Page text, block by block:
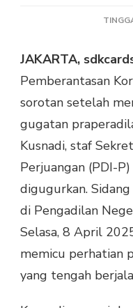
JAKARTA,
Pemberantasan
sorotan setelah
gugatan
Kusnadi, staf
Perjuangan (PDI-
digugurkan.
di Pengadilan
Selasa, 8 April
memicu perhatian
yang tengah